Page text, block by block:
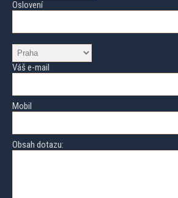
Oslovení
Váš e-mail
Mobil
Obsah dotazu: